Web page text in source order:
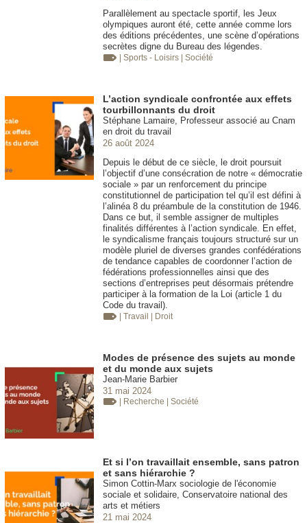
Parallèlement au spectacle sportif, les Jeux
olympiques auront été, cette année comme lors
des éditions précédentes, une scène d’opérations
secrètes digne du Bureau des légendes.
| Sports - Loisirs | Société
L’action syndicale confrontée aux effets
tourbillonnants du droit
Stéphane Lamaire, Professeur associé au Cnam
en droit du travail
26 août 2024
Depuis le début de ce siècle, le droit poursuit
l’objectif d’une consécration de notre « démocratie
sociale » par un renforcement du principe
constitutionnel de participation tel qu’il est défini à
l’alinéa 8 du préambule de la constitution de 1946.
Dans ce but, il semble assigner de multiples
finalités différentes à l’action syndicale. En effet,
le syndicalisme français toujours structuré sur un
modèle pluriel de diverses grandes confédérations
de tendance capables de coordonner l’action de
fédérations professionnelles ainsi que des
sections d’entreprises peut désormais prétendre
participer à la formation de la Loi (article 1 du
Code du travail).
| Travail | Droit
Modes de présence des sujets au monde
et du monde aux sujets
Jean-Marie Barbier
31 mai 2024
| Recherche | Société
Et si l’on travaillait ensemble, sans patron
et sans hiérarchie ?
Simon Cottin-Marx sociologie de l'économie
sociale et solidaire, Conservatoire national des
arts et métiers
21 mai 2024